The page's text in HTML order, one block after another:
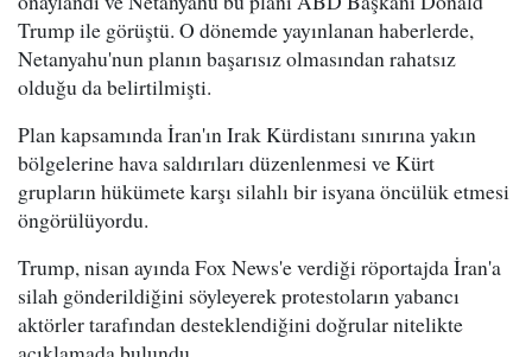
Trump ile görüştü. O dönemde yayınlanan haberlerde,
Netanyahu'nun planın başarısız olmasından rahatsız
olduğu da belirtilmişti.
Plan kapsamında İran'ın Irak Kürdistanı sınırına yakın
bölgelerine hava saldırıları düzenlenmesi ve Kürt
grupların hükümete karşı silahlı bir isyana öncülük etmesi
öngörülüyordu.
Trump, nisan ayında Fox News'e verdiği röportajda İran'a
silah gönderildiğini söyleyerek protestoların yabancı
aktörler tarafından desteklendiğini doğrular nitelikte